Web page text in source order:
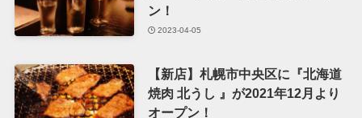
ン！
2023-04-05
【新店】札幌市中央区に『北海道
焼肉 北うし 』が2021年12月より
オープン！